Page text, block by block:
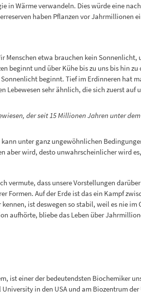
in Wärme verwandeln. Dies würde eine
haben Pflanzen vor Jahrmillionen
Menschen etwa brauchen kein
beginnt und über Kühe bis zu uns bis hin
beginnt. Tief im Erdinneren hat
sehr ähnlich, die sich zuerst
der seit 15 Millionen Jahren unter
unter ganz ungewöhnlichen
aber wird, desto unwahrscheinlicher wird
vermute, dass unsere Vorstellungen
Auf der Erde ist das ein Kampf
ist deswegen so stabil, weil es nie
aufhörte, bliebe das Leben über
ist einer der bedeutendsten Biochemiker
in den USA und am Biozentrum